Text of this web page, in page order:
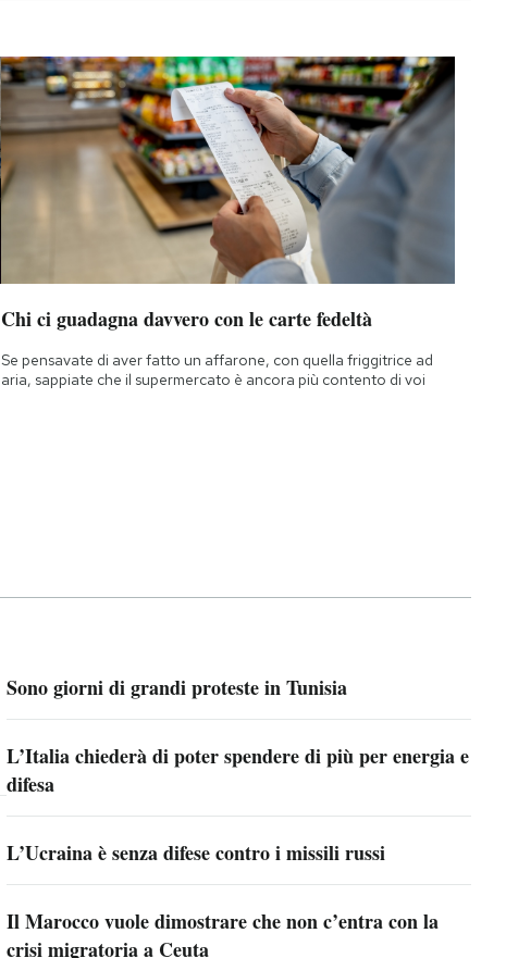
Chi ci guadagna davvero con le carte fedeltà
Se pensavate di aver fatto un affarone, con quella friggitrice ad
aria, sappiate che il supermercato è ancora più contento di voi
Sono giorni di grandi proteste in Tunisia
L’Italia chiederà di poter spendere di più per energia e
difesa
L’Ucraina è senza difese contro i missili russi
Il Marocco vuole dimostrare che non c’entra con la
crisi migratoria a Ceuta